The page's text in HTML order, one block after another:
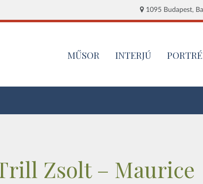
1095 Budapest,
MŰSOR INTERJÚ PORTRÉ
Zsolt – Maurice